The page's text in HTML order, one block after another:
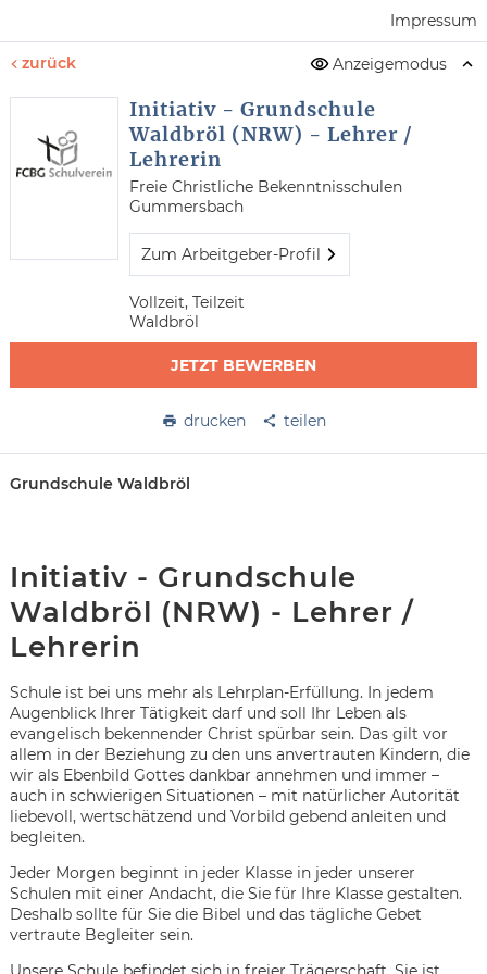
Impressum
zurück Anzeigemodus
Initiativ - Grundschule
Waldbröl (NRW) - Lehrer /
Lehrerin
Freie Christliche Bekenntnisschulen
Gummersbach
Zum Arbeitgeber-Profil
Vollzeit, Teilzeit
Waldbröl
JETZT BEWERBEN
drucken teilen
Grundschule Waldbröl
Initiativ - Grundschule
Waldbröl (NRW) - Lehrer /
Lehrerin
Schule ist bei uns mehr als Lehrplan-Erfüllung. In jedem
Augenblick Ihrer Tätigkeit darf und soll Ihr Leben als
evangelisch bekennender Christ spürbar sein. Das gilt vor
allem in der Beziehung zu den uns anvertrauten Kindern, die
wir als Ebenbild Gottes dankbar annehmen und immer –
auch in schwierigen Situationen – mit natürlicher Autorität
liebevoll, wertschätzend und Vorbild gebend anleiten und
begleiten.
Jeder Morgen beginnt in jeder Klasse in jeder unserer
Schulen mit einer Andacht, die Sie für Ihre Klasse gestalten.
Deshalb sollte für Sie die Bibel und das tägliche Gebet
vertraute Begleiter sein.
Karte anzeigen